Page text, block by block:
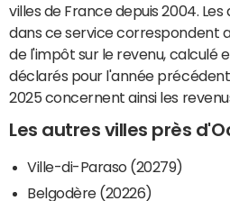
villes de France depuis 2004.
dans ce service correspondent
de l'impôt sur le revenu, calculé
déclarés pour l'année
2025 concernent ainsi les
Les autres villes près
Ville-di-Paraso (20279)
Belgodère (20226)